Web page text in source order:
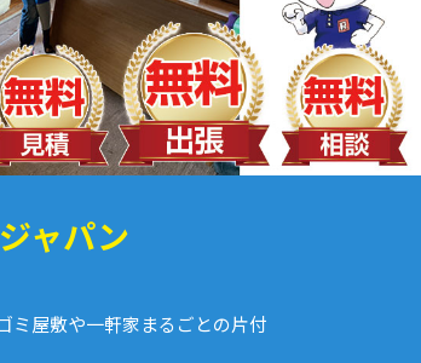
ャパン
ミ屋敷や一軒家まるごとの片付